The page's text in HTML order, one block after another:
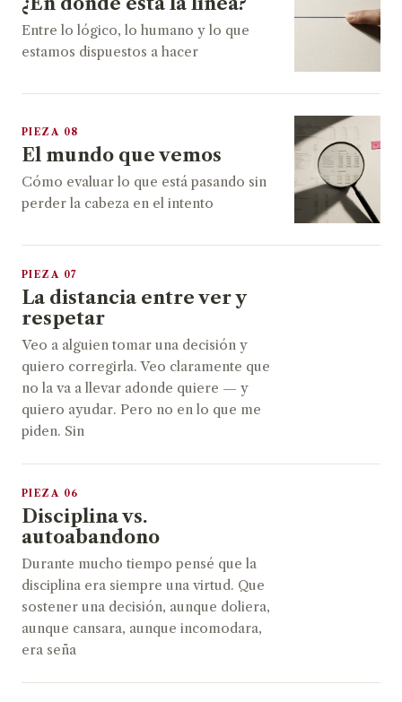
Entre lo lógico, lo humano y lo que
estamos dispuestos a hacer
PIEZA 08
El mundo que vemos
Cómo evaluar lo que está pasando sin
perder la cabeza en el intento
PIEZA 07
La distancia entre ver y
respetar
Veo a alguien tomar una decisión y
quiero corregirla. Veo claramente que
no la va a llevar adonde quiere — y
quiero ayudar. Pero no en lo que me
piden. Sin
PIEZA 06
Disciplina vs.
autoabandono
Durante mucho tiempo pensé que la
disciplina era siempre una virtud. Que
sostener una decisión, aunque doliera,
aunque cansara, aunque incomodara,
era seña